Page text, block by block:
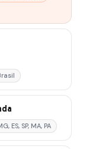
ES, SP, MA, PA